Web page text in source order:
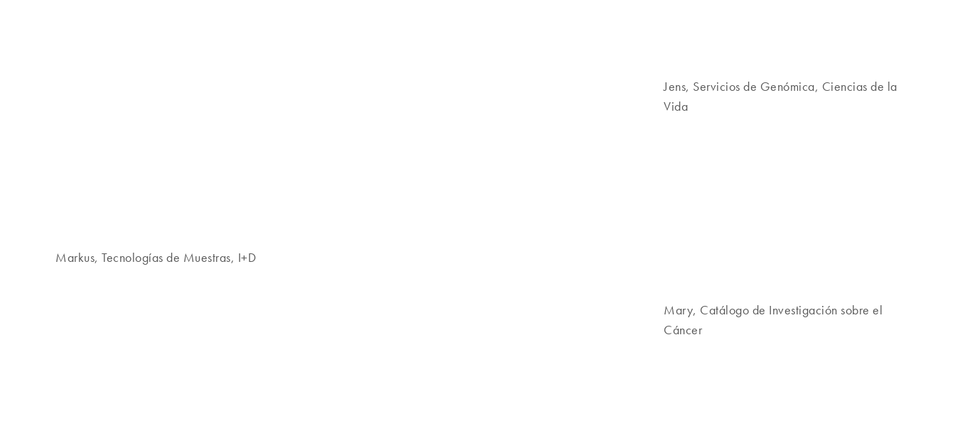
Markus, Tecnologías de Muestras, I+D
Jens, Servicios de Genómica, Ciencias de la
Vida
Mary, Catálogo de Investigación sobre el
Cáncer